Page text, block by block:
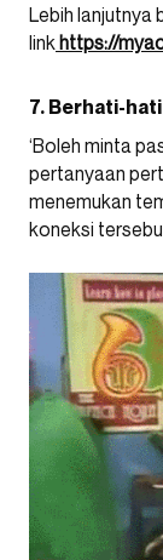
Lebih lanjutnya
link https://
7. Berhati-
‘Boleh minta
pertanyaan
menemukan
koneksi